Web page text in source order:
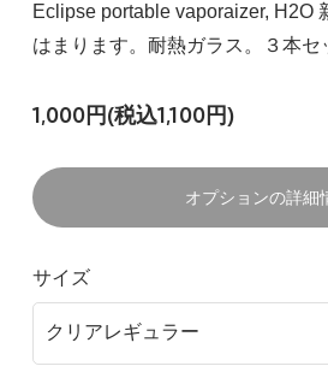
Eclipse portable vaporaizer, H2O
はまります。耐熱ガラス。３本セ
1,000円(税込1,100円)
オプションの詳細
サイズ